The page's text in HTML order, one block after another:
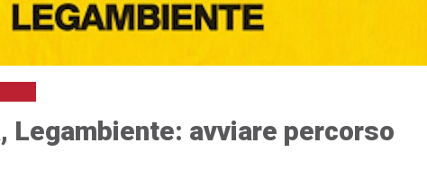
Legambiente: avviare percorso